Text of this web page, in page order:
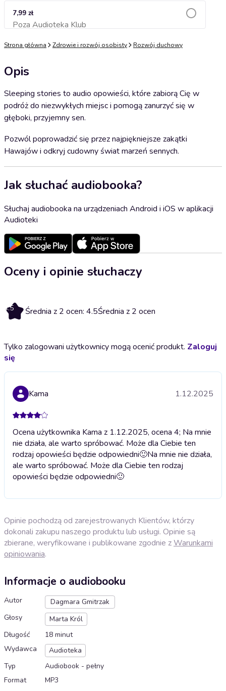
7,99 zł
Poza Audioteka KlubDodaj do koszyka
Strona główna Zdrowie i rozwój osobisty Rozwój duchowy
Opis
Sleeping stories to audio opowieści, które zabiorą Cię w
podróż do niezwykłych miejsc i pomogą zanurzyć się w
głęboki, przyjemny sen.
Pozwól poprowadzić się przez najpiękniejsze zakątki
Hawajów i odkryj cudowny świat marzeń sennych.
Jak słuchać audiobooka?
Słuchaj audiobooka na urządzeniach Android i iOS w aplikacji
Audioteki
Oceny i opinie słuchaczy
4.5 Średnia z 2 ocen: 4.5Średnia z 2 ocen
Tylko zalogowani użytkownicy mogą ocenić produkt. Zaloguj
się
Kama 1.12.2025
Ocena użytkownika Kama z 1.12.2025, ocena 4; Na mnie
nie działa, ale warto spróbować. Może dla Ciebie ten
rodzaj opowieści będzie odpowiedni🙂Na mnie nie działa,
ale warto spróbować. Może dla Ciebie ten rodzaj
opowieści będzie odpowiedni🙂
Opinie pochodzą od zarejestrowanych Klientów, którzy
dokonali zakupu naszego produktu lub usługi. Opinie są
zbierane, weryfikowane i publikowane zgodnie zWarunkami
opiniowania.
Informacje o audiobooku
Autor
Dagmara Gmitrzak
Głosy
Marta Król
Długość
18 minut
Wydawca
Audioteka
Typ
Audiobook - pełny
Format
MP3